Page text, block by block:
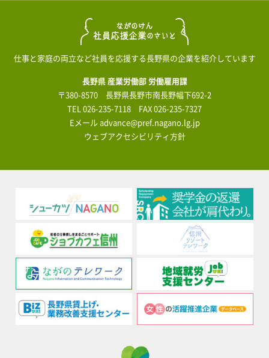
仕事と家庭の両立など社員を応援する長野県の企業を紹介しています
長野県 産業労働部 労働雇用課
〒380-8570 長野県長野市南長野幅下692-2
TEL 026-235-7118 FAX 026-235-7327
Eメールadvance@pref.nagano.lg.jp
ウェブアクセシビリティ方針